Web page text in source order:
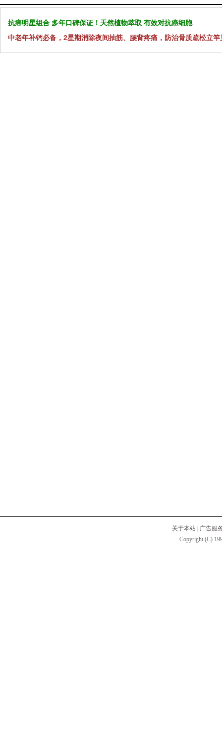
抗癌明星组合 多年口碑保证！天然植物萃取 有效对抗癌细胞
中老年补钙必备，2星期消除夜间抽筋、腰背疼痛，防治骨质疏松立竿
关于本站
广告服
Copyright (C)